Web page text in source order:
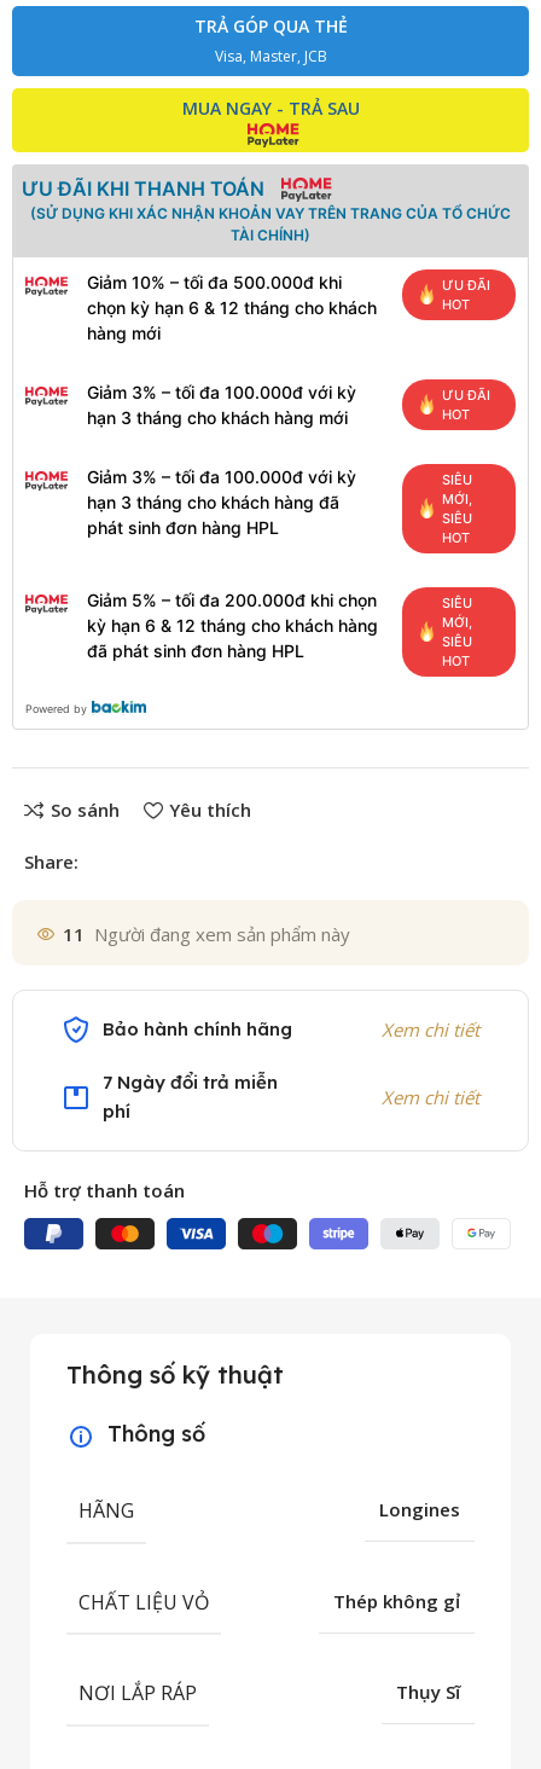
TRẢ GÓP QUA THẺ
Visa, Master, JCB
MUA NGAY - TRẢ SAU
ƯU ĐÃI KHI THANH TOÁN
(SỬ DỤNG KHI XÁC NHẬN KHOẢN VAY TRÊN TRANG CỦA TỔ CHỨC
TÀI CHÍNH)
Giảm 10% – tối đa 500.000đ khi
chọn kỳ hạn 6 & 12 tháng cho khách
hàng mới
ƯU ĐÃI
HOT
Giảm 3% – tối đa 100.000đ với kỳ
hạn 3 tháng cho khách hàng mới
ƯU ĐÃI
HOT
Giảm 3% – tối đa 100.000đ với kỳ
hạn 3 tháng cho khách hàng đã
phát sinh đơn hàng HPL
SIÊU
MỚI,
SIÊU
HOT
Giảm 5% – tối đa 200.000đ khi chọn
kỳ hạn 6 & 12 tháng cho khách hàng
đã phát sinh đơn hàng HPL
SIÊU
MỚI,
SIÊU
HOT
Powered by
So sánh Yêu thích
Share:
11 Người đang xem sản phẩm này
Bảo hành chính hãng Xem chi tiết
7 Ngày đổi trả miễn
phí
Xem chi tiết
Hỗ trợ thanh toán
Thông số kỹ thuật
Thông số
HÃNG Longines
CHẤT LIỆU VỎ Thép không gỉ
NƠI LẮP RÁP Thụy Sĩ